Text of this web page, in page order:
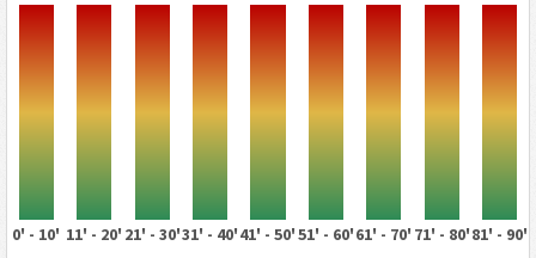
0' - 10' 11' - 20' 21' - 30'31' - 40'41' - 50'51' - 60'61' - 70' 71' - 80'81' - 90'